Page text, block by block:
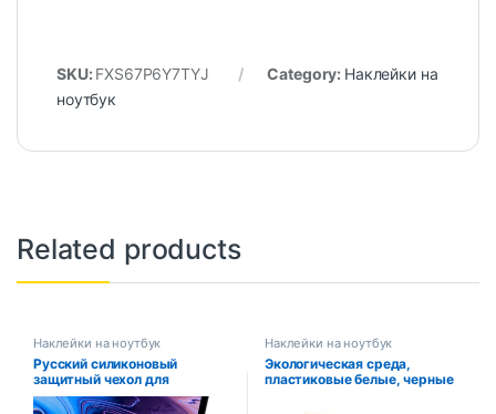
SKU: FXS67P6Y7TYJ Category: Наклейки на
ноутбук
Related products
Наклейки на ноутбук
Русский силиконовый
защитный чехол для
клавиатуры Macbook
air13/12/15/16pro, сенсорная
Наклейки на ноутбук
Экологическая среда,
пластиковые белые, черные
буквами иврита на